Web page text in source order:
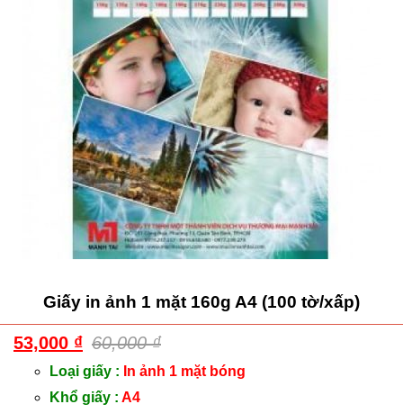
Giấy in ảnh 1 mặt 160g A4 (100 tờ/xấp)
60,000₫
53,000 ₫
Loại giấy : In ảnh 1 mặt bóng
Khổ giấy : A4